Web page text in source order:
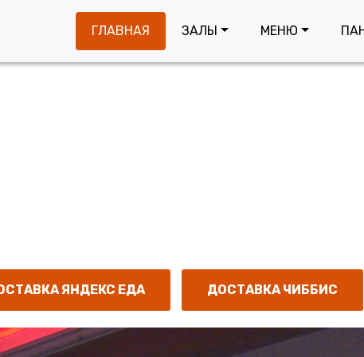
ГЛАВНАЯ ЗАЛЫ МЕНЮ
в
ЯНДЕКС ЕДА ДОСТАВКА ЧИББИС